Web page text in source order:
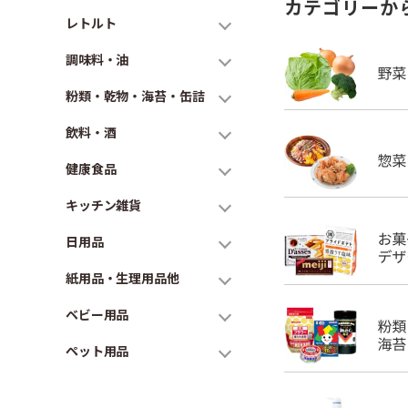
レトルト
調味料・油
粉類・乾物・海苔・缶詰
飲料・酒
健康食品
キッチン雑貨
日用品
紙用品・生理用品他
ベビー用品
ペット用品
カテゴリーか